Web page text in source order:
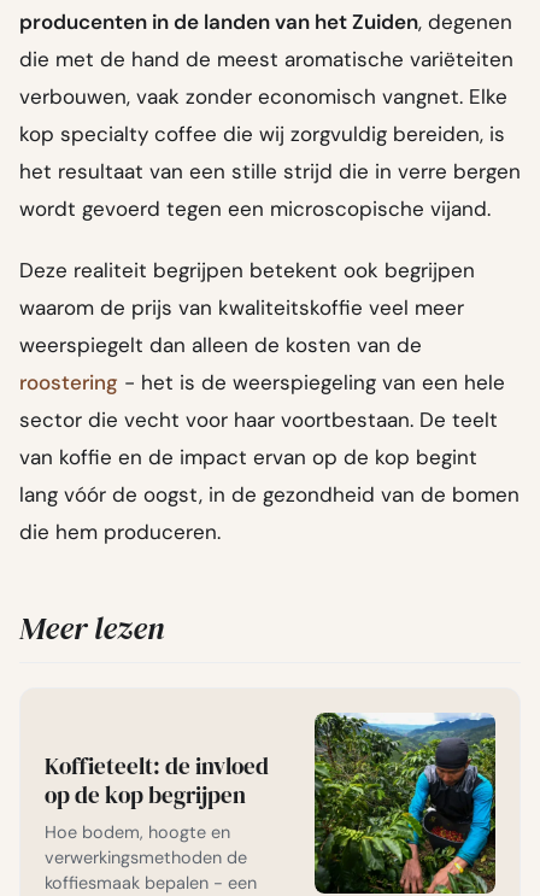
producenten in de landen van het Zuiden, degenen
die met de hand de meest aromatische variëteiten
verbouwen, vaak zonder economisch vangnet. Elke
kop specialty coffee die wij zorgvuldig bereiden, is
het resultaat van een stille strijd die in verre bergen
wordt gevoerd tegen een microscopische vijand.
Deze realiteit begrijpen betekent ook begrijpen
waarom de prijs van kwaliteitskoffie veel meer
weerspiegelt dan alleen de kosten van de
roostering - het is de weerspiegeling van een hele
sector die vecht voor haar voortbestaan. De teelt
van koffie en de impact ervan op de kop begint
lang vóór de oogst, in de gezondheid van de bomen
die hem produceren.
Meer lezen
Koffieteelt: de invloed
op de kop begrijpen
Hoe bodem, hoogte en
verwerkingsmethoden de
koffiesmaak bepalen - een